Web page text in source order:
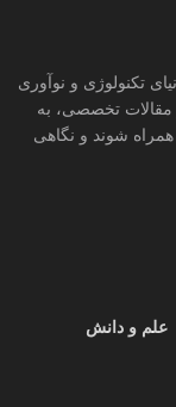
تکنولوژی و نوآوری
مقالات تخصصی، به
شوند و نگاهی
علم و دانش